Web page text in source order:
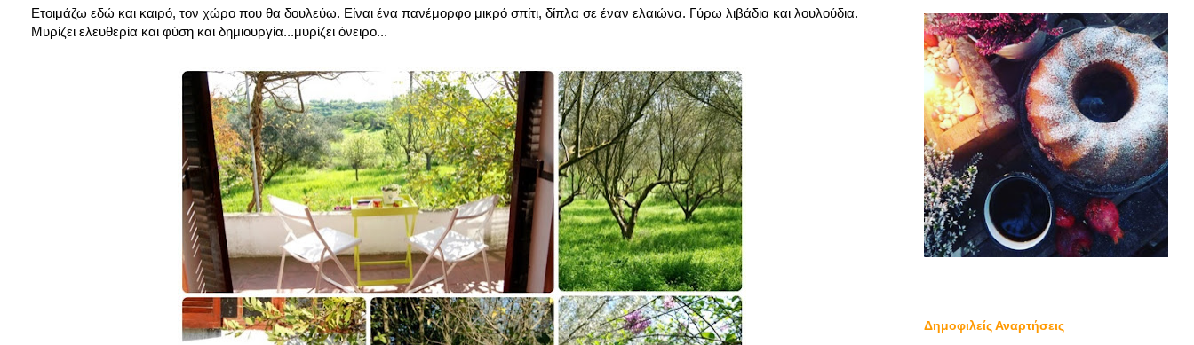
Ετοιμάζω εδώ και καιρό, τον χώρο που θα δουλεύω. Είναι ένα πανέμορφο μικρό σπίτι, δίπλα σε έναν ελαιώνα. Γύρω λιβάδια και λουλούδια.
Μυρίζει ελευθερία και φύση και δημιουργία...μυρίζει όνειρο...
Δημοφιλείς Αναρτήσεις